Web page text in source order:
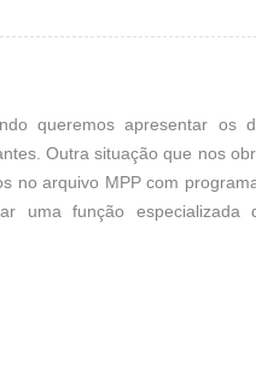
queremos apresentar os
Outra situação que nos
no arquivo MPP com
uma função especializada